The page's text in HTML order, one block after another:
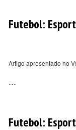
Futebol:
Artigo apresentado no
...
Futebol: